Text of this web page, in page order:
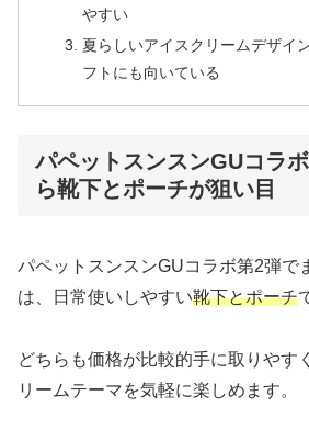
やすい
夏らしいアイスクリームデザイ
フトにも向いている
パペットスンスンGUコラ
ら靴下とポーチが狙い目
パペットスンスンGUコラボ第2弾で
は、日常使いしやすい靴下とポーチ
どちらも価格が比較的手に取りやす
リームテーマを気軽に楽しめます。